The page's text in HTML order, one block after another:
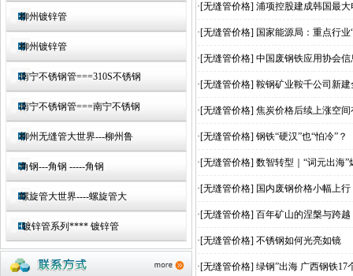
柳州镀锌管
柳州镀锌管
南宁不锈钢管===310S不锈钢
南宁不锈钢管===南宁不锈钢
柳州无缝管大世界---柳州鲁
角钢---角钢 -----角钢
螺旋管大世界----螺旋管大
镀锌管系列**** 镀锌管
·[无缝管价格] 浦项控股建成韩国最
·[无缝管价格] 国家能源局：重点行
·[无缝管价格] 中国废钢铁应用协会信
·[无缝管价格] 鞍钢矿业鞍千公司新
·[无缝管价格] 焦炭价格后续上涨空间
·[无缝管价格] 钢铁“硬汉”也“怕冷”？
·[无缝管价格] 数智转型｜“词元出海
·[无缝管价格] 国内废钢价格小幅上行
·[无缝管价格] 百年矿山的涅槃与跨越
·[无缝管价格] 不锈钢如何光亮如镜
·[无缝管价格] 绿钢”出海 广西钢铁17